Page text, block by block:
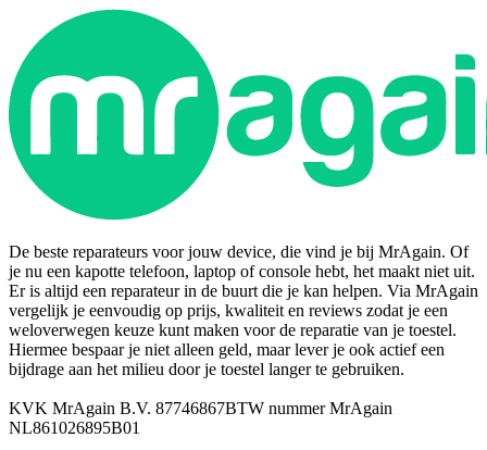
De beste reparateurs voor jouw device, die vind je bij MrAgain. Of
je nu een kapotte telefoon, laptop of console hebt, het maakt niet uit.
Er is altijd een reparateur in de buurt die je kan helpen. Via MrAgain
vergelijk je eenvoudig op prijs, kwaliteit en reviews zodat je een
weloverwegen keuze kunt maken voor de reparatie van je toestel.
Hiermee bespaar je niet alleen geld, maar lever je ook actief een
bijdrage aan het milieu door je toestel langer te gebruiken.
KVK MrAgain B.V. 87746867BTW nummer MrAgain
NL861026895B01